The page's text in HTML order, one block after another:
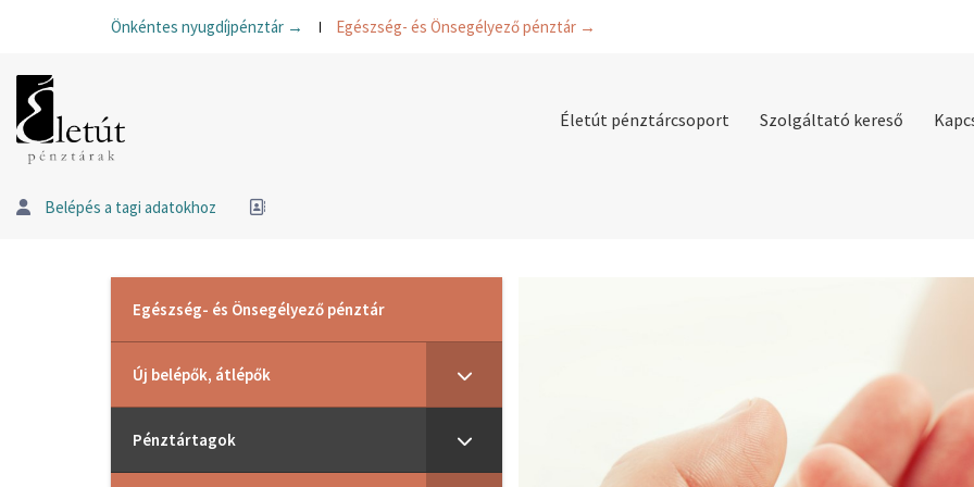
Önkéntes nyugdíjpénztár → Egészség- és Önsegélyező pénztár →
Életút pénztárcsoport Szolgáltató kereső
Belépés a tagi adatokhoz
Egészség- és Önsegélyező pénztár
Új belépők, átlépők
Pénztártagok